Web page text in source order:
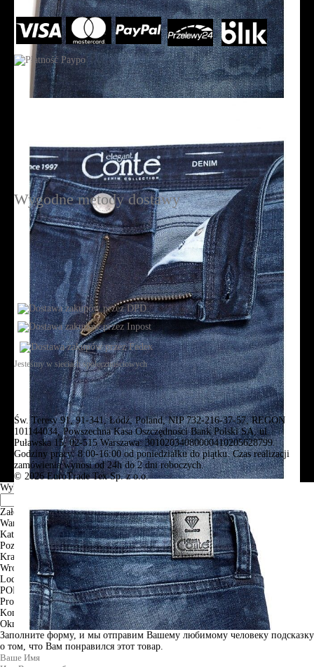
Wygodne metody dostawy
Jesteśmy w sieciach społecznościowych
Św. Teresy 91, 91-341, Łódź, Poland, NIP 732-216-37-57, REGON
101144034, Powszechna Kasa Oszczędności Bank Polski SA, ul.
Puławska 15, 02-515 Warszawa: 30102034080000410205628799.
Godziny pracy: 8:00-16:00 od poniedziałku do piątku. Czas realizacji
zamówienia wynosi od 24h do 2 dni roboczych.
© 2026 EuroTrade Tex Sp. z o.o.
Wybierz miasta
Założenia
Warszawa
Katowice
Poznan
Krakow
Wroclaw
Lodz
PODGLĄD
Produkt w koszyku
Kontynuuj zakupyZAMÓWIENIE
Okno informacyjne
Заполните форму, и мы отправим Вашему любимому человеку подсказку
о том, что Вам понравился этот товар.